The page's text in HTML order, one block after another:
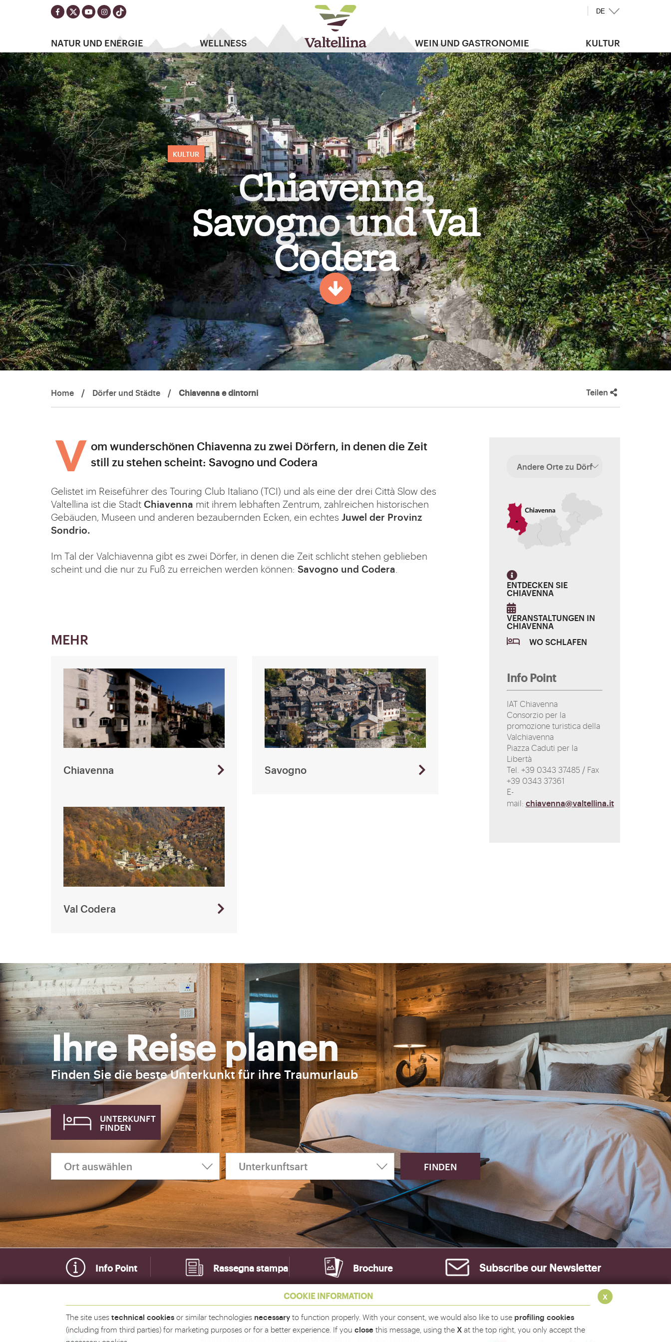
x
COOKIE INFORMATION
The site uses technical cookies or similar technologies necessary to function properly. With your consent, we would also like to use profiling cookies
(including from third parties) for marketing purposes or for a better experience. If you close this message, using the X at the top right, you only accept the
DE
NATUR UND ENERGIE WELLNESS WEIN UND GASTRONOMIE KULTUR
Chiavenna,
Savogno und Val
Codera
Home / Dörfer und Städte / Chiavenna e dintorni Teilen
Vom wunderschönen Chiavenna zu zwei Dörfern, in denen die Zeit still zu stehen scheint: Savogno und Codera
Gelistet im Reiseführer des Touring Club Italiano (TCI) und als eine der drei Città Slow des
Valtellina ist die Stadt Chiavenna mit ihrem lebhaften Zentrum, zahlreichen historischen
Gebäuden, Museen und anderen bezaubernden Ecken, ein echtes Juwel der Provinz
Sondrio.
Im Tal der Valchiavenna gibt es zwei Dörfer, in denen die Zeit schlicht stehen geblieben
scheint und die nur zu Fuß zu erreichen werden können: Savogno und Codera
MEHR
Chiavenna Savogno
Val Codera
ENTDECKEN SIE
CHIAVENNA
VERANSTALTUNGEN IN
CHIAVENNA
WO SCHLAFEN
Info Point
IAT Chiavenna
Consorzio per la
promozione turistica della
Valchiavenna
Piazza Caduti per la
Libertà
Tel. +39 0343 37485 / Fax
+39 0343 37361
E-
mail: chiavenna@valtellina.it
Ihre Reise planen
Finden Sie die beste Unterkunkt für ihre Traumurlaub
UNTERKUNFT
FINDEN
Info Point Rassegna stampa Brochure Subscribe our Newsletter
Amministrazione Provinciale di Sondrio - Servizio Turismo